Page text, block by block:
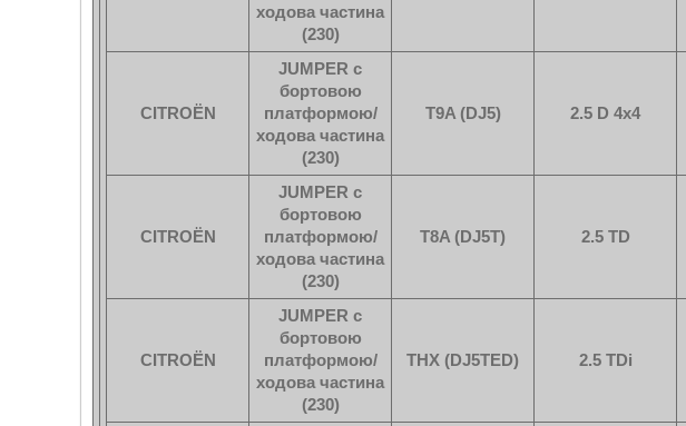
ходова частина
(230)
CITROËN
JUMPER c
бортовою
платформою/
ходова частина
(230)
T9A (DJ5) 2.5 D 4x4
CITROËN
JUMPER c
бортовою
платформою/
ходова частина
(230)
T8A (DJ5T) 2.5 TD
CITROËN
JUMPER c
бортовою
платформою/
ходова частина
(230)
THX (DJ5TED) 2.5 TDi